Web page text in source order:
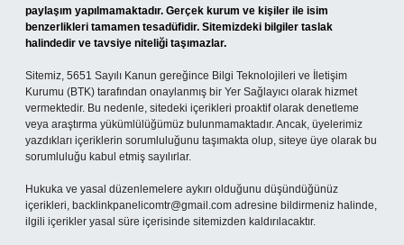
paylaşım yapılmamaktadır. Gerçek kurum ve kişiler ile isim
benzerlikleri tamamen tesadüfidir. Sitemizdeki bilgiler taslak
halindedir ve tavsiye niteliği taşımazlar.
Sitemiz, 5651 Sayılı Kanun gereğince Bilgi Teknolojileri ve İletişim
Kurumu (BTK) tarafından onaylanmış bir Yer Sağlayıcı olarak hizmet
vermektedir. Bu nedenle, sitedeki içerikleri proaktif olarak denetleme
veya araştırma yükümlülüğümüz bulunmamaktadır. Ancak, üyelerimiz
yazdıkları içeriklerin sorumluluğunu taşımakta olup, siteye üye olarak bu
sorumluluğu kabul etmiş sayılırlar.
Hukuka ve yasal düzenlemelere aykırı olduğunu düşündüğünüz
içerikleri, backlinkpanelicomtr@gmail.com adresine bildirmeniz halinde,
ilgili içerikler yasal süre içerisinde sitemizden kaldırılacaktır.